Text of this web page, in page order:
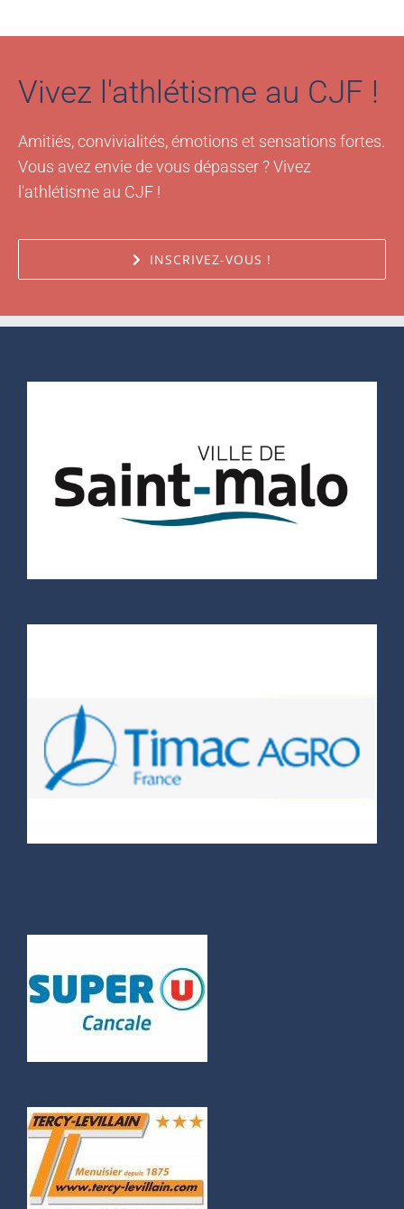
Vivez l'athlétisme au CJF !
Amitiés, convivialités, émotions et sensations fortes.
Vous avez envie de vous dépasser ? Vivez
l'athlétisme au CJF !
INSCRIVEZ-VOUS !